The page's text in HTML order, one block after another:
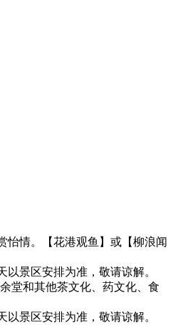
怡情。【花港观鱼】或【柳浪闻
景区安排为准，敬请谅解。
堂和其他茶文化、药文化、食
景区安排为准，敬请谅解。